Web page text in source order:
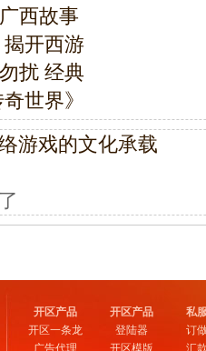
西故事
开西游
扰 经典
世界》
游戏的文化承载
开区产品
开区一条龙
广告代理
开区产品
登陆器
开区模版
私
订
汇